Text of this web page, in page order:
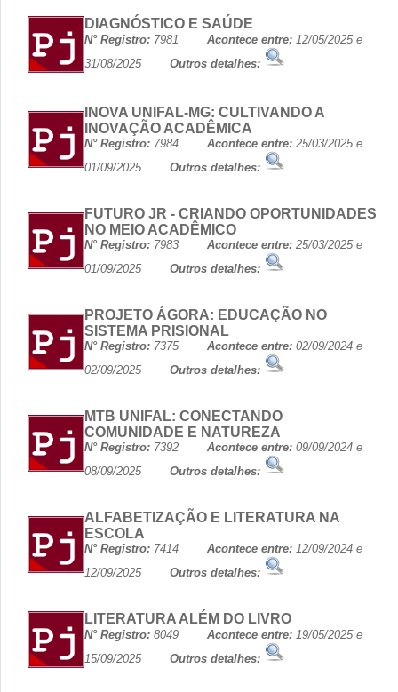
DIAGNÓSTICO E SAÚDE
N° Registro: 7981 Acontece entre: 12/05/2025 e
31/08/2025 Outros detalhes:
INOVA UNIFAL-MG: CULTIVANDO A
INOVAÇÃO ACADÊMICA
N° Registro: 7984 Acontece entre: 25/03/2025 e
01/09/2025 Outros detalhes:
FUTURO JR - CRIANDO OPORTUNIDADES
NO MEIO ACADÊMICO
N° Registro: 7983 Acontece entre: 25/03/2025 e
01/09/2025 Outros detalhes:
PROJETO ÁGORA: EDUCAÇÃO NO
SISTEMA PRISIONAL
N° Registro: 7375 Acontece entre: 02/09/2024 e
02/09/2025 Outros detalhes:
MTB UNIFAL: CONECTANDO
COMUNIDADE E NATUREZA
N° Registro: 7392 Acontece entre: 09/09/2024 e
08/09/2025 Outros detalhes:
ALFABETIZAÇÃO E LITERATURA NA
ESCOLA
N° Registro: 7414 Acontece entre: 12/09/2024 e
12/09/2025 Outros detalhes:
LITERATURA ALÉM DO LIVRO
N° Registro: 8049 Acontece entre: 19/05/2025 e
15/09/2025 Outros detalhes: